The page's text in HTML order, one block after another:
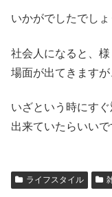
いかがでしたでしょ
社会人になると、
場面が出てきますが
いざという時にす
出来ていたらいいで
ライフスタイル